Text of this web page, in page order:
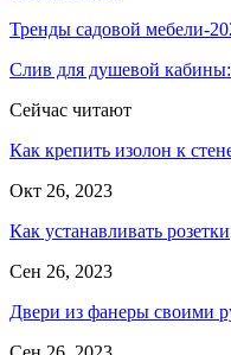
Тренды садовой мебели-
Слив для душевой
Сейчас читают
Как крепить изолон к
Окт 26, 2023
Как устанавливать розетки
Сен 26, 2023
Двери из фанеры своими